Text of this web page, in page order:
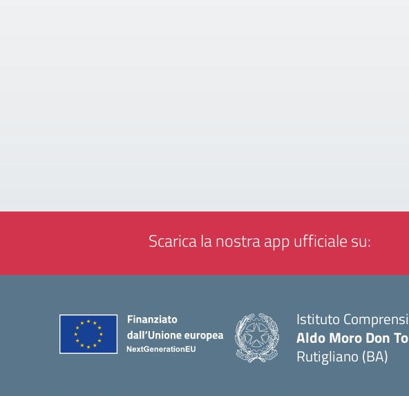
Scarica la nostra app ufficiale su:
Istituto
Aldo Moro Don
Rutigliano (BA)